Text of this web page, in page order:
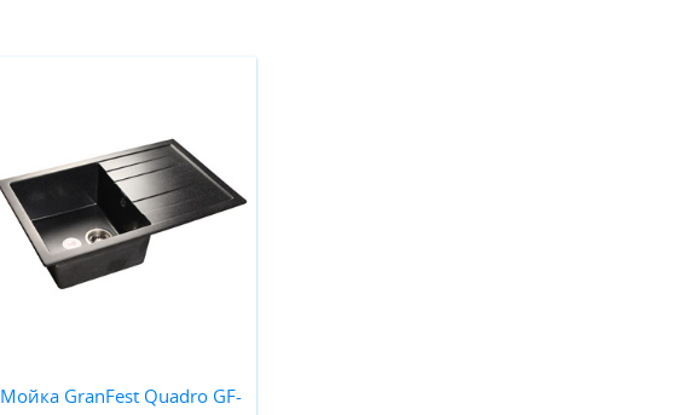
Мойка GranFest Quadro GF-